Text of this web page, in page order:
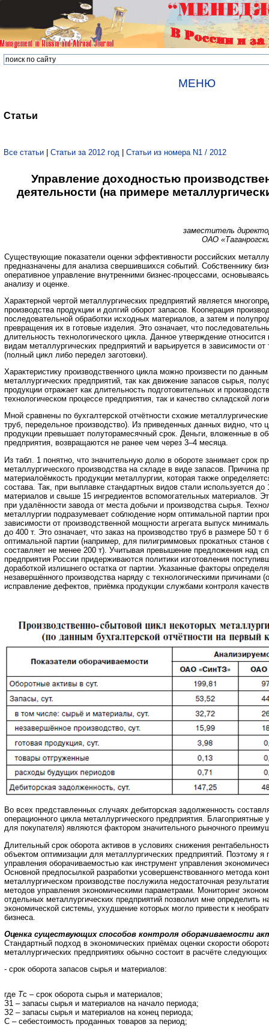
МЕНЮ
Статьи
Все статьи | Статьи за 2012 год | Статьи из номера N1 / 2012
Управление доходностью
деятельности (на примере
заместитель
ОАО
Существующие показатели оценки эффективности российских
предназначены для анализа свершившихся событий. Собственнику
оперативное управление внутренними бизнес-процессами,
анализу и оценке.
Характерной чертой металлургических предприятий является
производства продукции и долгий оборот запасов. Кооперация
последовательной обработки исходных материалов, а затем и
превращения их в готовые изделия. Это означает, что
длительность технологического цикла. Данное утверждение
видам металлургических предприятий и варьируется в зависимости от
(полный цикл либо передел заготовки).
Характеристику производственного цикла можно произвести по
металлургических предприятий, так как движение запасов сырья,
продукции отражает как длительность подготовительных и
технологическом процессе предприятия, так и качество складской
Мной сравнены по бухгалтерской отчётности схожие
труб, передельное производство). Из приведенных данных видно, что
продукции превышает полуторамесячный срок. Деньги, вложенные в
предприятия, возвращаются не ранее чем через 3–4 месяца.
Из табл. 1 понятно, что значительную долю в обороте занимает срок
металлургического производства на складе в виде запасов. Причина
материалоёмкость продукции металлургии, которая также
состава. Так, при выплавке стандартных видов стали используется до
материалов и свыше 15 ингредиентов вспомогательных материалов.
при удалённости завода от места добычи и производства сырья.
металлургии подразумевает соблюдение норм оптимальной партии
зависимости от производственной мощности агрегата выпуск
до 400 т. Это означает, что заказ на производство труб в размере 50 т
оптимальной партии (например, для пилигриммовых прокатных станов
составляет не менее 200 т). Учитывая превышение предложения над
предприятия России придерживаются политики изготовления
доработкой излишнего остатка от партии. Указанные факторы
незавершённого производства наряду с технологическими причинами
исправление дефектов, приёмка продукции службами контроля
Во всех представленных случаях дебиторская задолженность
операционного цикла металлургического предприятия. Благоприятные
для покупателя) являются фактором значительного рыночного
Длительный срок оборота активов в условиях снижения
объектом оптимизации для металлургических предприятий. Поэтому
управления оборачиваемостью как инструмент управления
Основной предпосылкой разработки усовершенствованного метода
металлургическом производстве послужила недостаточная
методов управления экономическими параметрами. Мониторинг
отдельных металлургических предприятий позволил мне определить
экономической системы, ухудшение которых могло привести к
бизнеса.
Оценка существующих способов контроля оборачиваемости
Стандартный подход в экономических приёмах оценки скорости
металлургических предприятиях обычно состоит в расчёте следующих
- срок оборота запасов сырья и материалов:
где Тс – срок оборота сырья и материалов;
З1 – запасы сырья и материалов на начало периода;
З2 – запасы сырья и материалов на конец периода;
C – себестоимость проданных товаров за период;